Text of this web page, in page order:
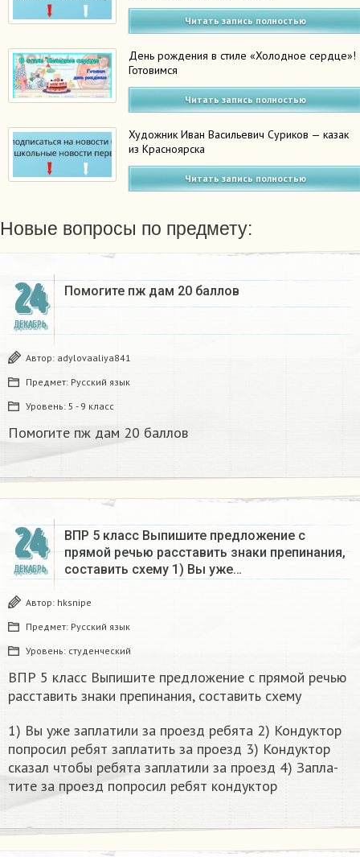
Читать запись полностью
День рождения в стиле «Холодное сердце»!
Готовимся
Читать запись полностью
Художник Иван Васильевич Суриков — казак
из Красноярска
Читать запись полностью
Новые вопросы по предмету:
24
ДЕКАБРЬ
Помогите пж дам 20 баллов ​
Автор: adylovaaliya841
Предмет: Русский язык
Уровень: 5 - 9 класс
Помогите пж дам 20 баллов ​
24
ДЕКАБРЬ
ВПР 5 класс Выпишите предложение с
прямой речью расставить знаки препинания,
составить схему 1) Вы уже…
Автор: hksnipe
Предмет: Русский язык
Уровень: студенческий
ВПР 5 класс Выпишите предложение с прямой речью
расставить знаки препинания, составить схему
1) Вы уже за­пла­ти­ли за про­езд ре­бя­та 2) Кон­дук­тор
по­про­сил ребят за­пла­тить за про­езд 3) Кон­дук­тор
ска­зал чтобы ре­бя­та за­пла­ти­ли за про­езд 4) За­пла­
ти­те за про­езд по­про­сил ребят кон­дук­тор​